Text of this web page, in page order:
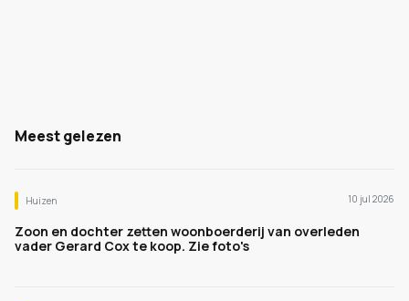
Meest gelezen
Huizen 10 jul 2026
Zoon en dochter zetten woonboerderij van overleden
vader Gerard Cox te koop. Zie foto's